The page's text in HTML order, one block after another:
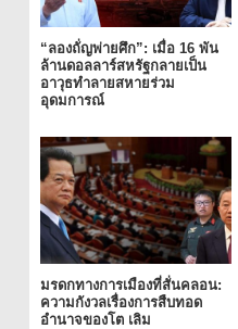
“ลองถั่ญพ่ายศึก”: เมื่อ 16 พัน
ล้านดอลลาร์สหรัฐกลายเป็น
อาวุธทำลายสหายร่วม
อุดมการณ์
มรดกทางการเมืองที่สั่นคลอน:
ความกังวลเรื่องการสืบทอด
อำนาจของโต เลิม